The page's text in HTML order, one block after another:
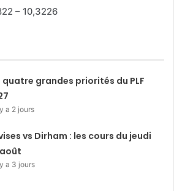
– 10,3226
quatre grandes priorités du PLF
a 2 jours
vs Dirham : les cours du jeudi
a 3 jours